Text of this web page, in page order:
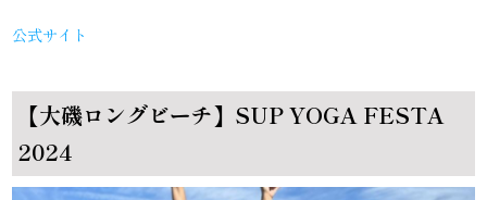
公式サイト
【大磯ロングビーチ】SUP YOGA FESTA
2024